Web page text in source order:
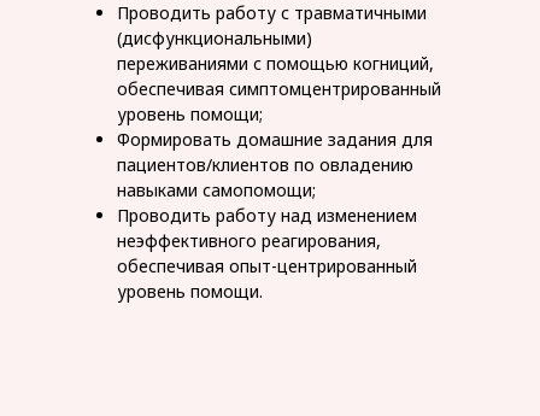
Проводить работу с травматичными
(дисфункциональными)
переживаниями с помощью когниций,
обеспечивая симптомцентрированный
уровень помощи;
Формировать домашние задания для
пациентов/клиентов по овладению
навыками самопомощи;
Проводить работу над изменением
неэффективного реагирования,
обеспечивая опыт-центрированный
уровень помощи.